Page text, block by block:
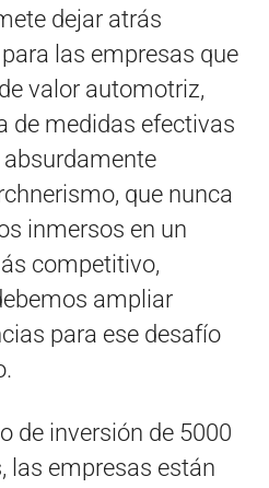
dejar atrás
las empresas que
valor automotriz,
de medidas efectivas
que nunca
inmersos en un
competitivo,
ampliar
para ese desafío
de inversión de 5000
las empresas están